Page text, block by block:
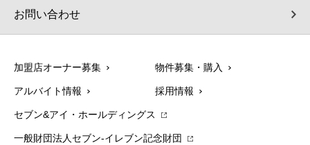
お問い合わせ
加盟店オーナー募集 物件募集・購入
アルバイト情報 採用情報
セブン&アイ・ホールディングス
一般財団法人セブン-イレブン記念財団